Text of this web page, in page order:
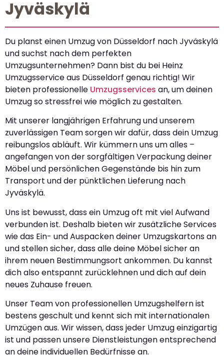
Jyväskylä
Du planst einen Umzug von Düsseldorf nach Jyväskylä
und suchst nach dem perfekten
Umzugsunternehmen? Dann bist du bei Heinz
Umzugsservice aus Düsseldorf genau richtig! Wir
bieten professionelle Umzugsservices an, um deinen
Umzug so stressfrei wie möglich zu gestalten.
Mit unserer langjährigen Erfahrung und unserem
zuverlässigen Team sorgen wir dafür, dass dein Umzug
reibungslos abläuft. Wir kümmern uns um alles –
angefangen von der sorgfältigen Verpackung deiner
Möbel und persönlichen Gegenstände bis hin zum
Transport und der pünktlichen Lieferung nach
Jyväskylä.
Uns ist bewusst, dass ein Umzug oft mit viel Aufwand
verbunden ist. Deshalb bieten wir zusätzliche Services
wie das Ein- und Auspacken deiner Umzugskartons an
und stellen sicher, dass alle deine Möbel sicher an
ihrem neuen Bestimmungsort ankommen. Du kannst
dich also entspannt zurücklehnen und dich auf dein
neues Zuhause freuen.
Unser Team von professionellen Umzugshelfern ist
bestens geschult und kennt sich mit internationalen
Umzügen aus. Wir wissen, dass jeder Umzug einzigartig
ist und passen unsere Dienstleistungen entsprechend
an deine individuellen Bedürfnisse an.